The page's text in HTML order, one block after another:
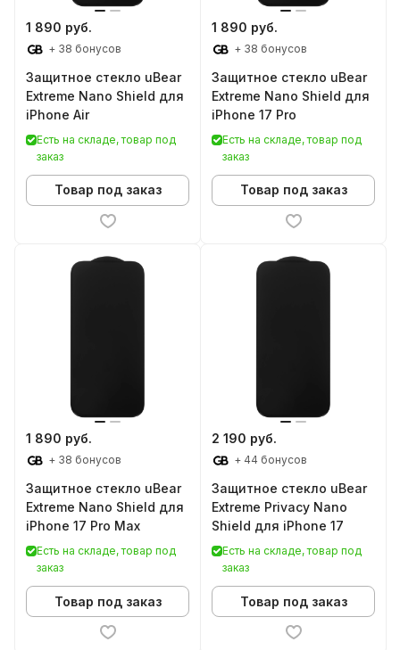
1 890 руб.
+ 38 бонусов
Защитное стекло uBear
Extreme Nano Shield для
iPhone Air
Есть на складе, товар под
заказ
Товар под заказ
1 890 руб.
+ 38 бонусов
Защитное стекло uBear
Extreme Nano Shield для
iPhone 17 Pro
Есть на складе, товар под
заказ
Товар под заказ
1 890 руб.
+ 38 бонусов
Защитное стекло uBear
Extreme Nano Shield для
iPhone 17 Pro Max
Есть на складе, товар под
заказ
Товар под заказ
2 190 руб.
+ 44 бонусов
Защитное стекло uBear
Extreme Privacy Nano
Shield для iPhone 17
Есть на складе, товар под
заказ
Товар под заказ